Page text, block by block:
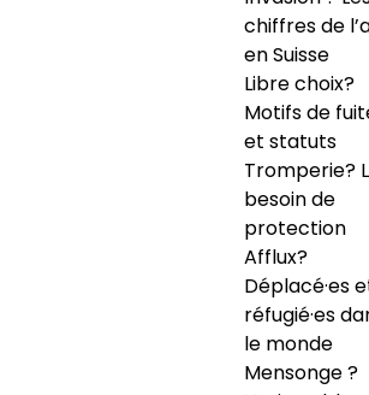
chiffres de
en Suisse
Libre choix?
Motifs de
et statuts
Tromperie?
besoin de
protection
Afflux?
Déplacé·es
réfugié·es
le monde
Mensonge ?